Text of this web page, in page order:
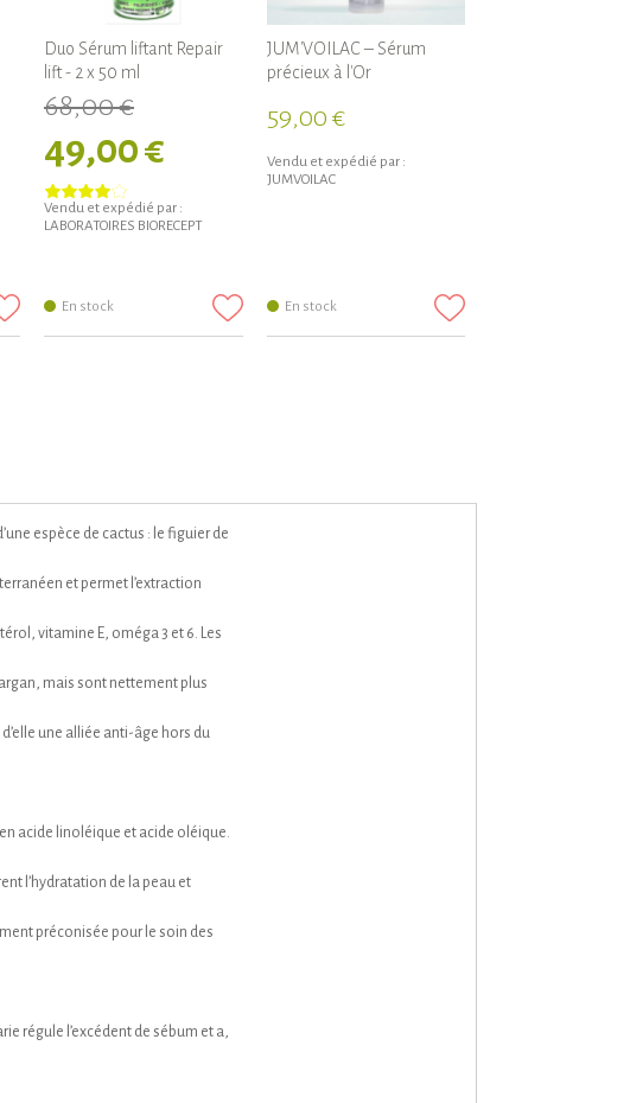
Duo Sérum liftant Repair
lift - 2 x 50 ml
68,00 €
49,00 €
Vendu et expédié par :
LABORATOIRES BIORECEPT
En stock
JUM'VOILAC – Sérum
précieux à l'Or
59,00 €
Vendu et expédié par :
JUMVOILAC
En stock
espèce de cactus : le figuier de
et permet l’extraction
vitamine E, oméga 3 et 6. Les
mais sont nettement plus
une alliée anti-âge hors du
acide linoléique et acide oléique.
l’hydratation de la peau et
préconisée pour le soin des
régule l’excédent de sébum et a,